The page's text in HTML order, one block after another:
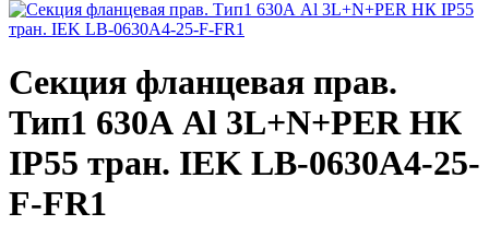
Секция фланцевая прав.
Тип1 630А Al 3L+N+PER НК
IP55 тран. IEK LB-0630A4-25-
F-FR1